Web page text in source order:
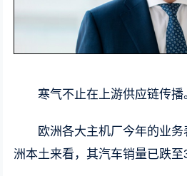
寒气不止在上游供应链传播
欧洲各大主机厂今年的业
洲本土来看，其汽车销量已跌至